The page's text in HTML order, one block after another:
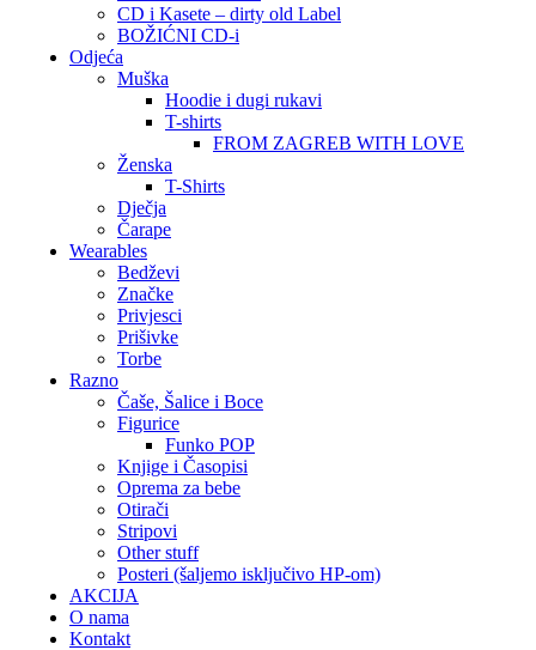
CD i Kasete – dirty old Label
BOŽIĆNI CD-i
Odjeća
Muška
Hoodie i dugi rukavi
T-shirts
FROM ZAGREB WITH LOVE
Ženska
T-Shirts
Dječja
Čarape
Wearables
Bedževi
Značke
Privjesci
Prišivke
Torbe
Razno
Čaše, Šalice i Boce
Figurice
Funko POP
Knjige i Časopisi
Oprema za bebe
Otirači
Stripovi
Other stuff
Posteri (šaljemo isključivo HP-om)
AKCIJA
O nama
Kontakt